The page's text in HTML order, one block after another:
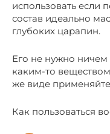
использовать если
состав идеально
глубоких царапин.
Его не нужно ничем
каким-то
же виде
Как пользоваться